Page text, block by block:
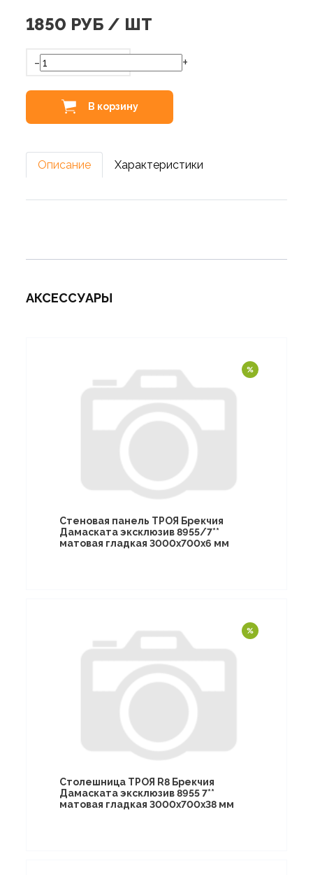
1850 РУБ / ШТ
- +
В корзину
Описание Характеристики
АКСЕССУАРЫ
Стеновая панель ТРОЯ Брекчия
Дамаската эксклюзив 8955/7**
матовая гладкая 3000х700х6 мм
Столешница ТРОЯ R8 Брекчия
Дамаската эксклюзив 8955 7**
матовая гладкая 3000х700х38 мм